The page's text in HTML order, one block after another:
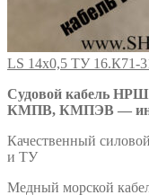
LS 14х0,5 ТУ 16.К71-
Судовой кабель
КМПВ, КМПЭВ —
Качественный
и ТУ
Медный морской